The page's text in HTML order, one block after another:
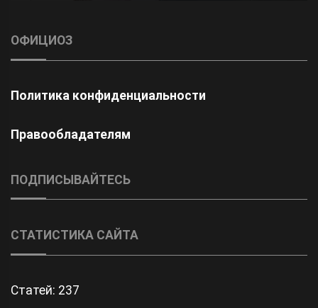
ОФИЦИОЗ
Политика конфиденциальности
Правообладателям
ПОДПИСЫВАЙТЕСЬ
СТАТИСТИКА САЙТА
Статей: 237